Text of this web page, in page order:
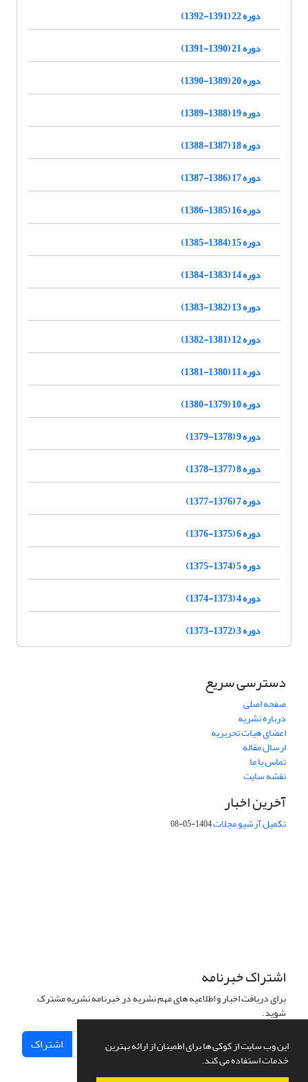
این وب سایت از کوکی ها برای اطمینان از ارائه بهترین
خدمات استفاده می کند.
دوره 22 (1391-1392)
دوره 21 (1390-1391)
دوره 20 (1389-1390)
دوره 19 (1388-1389)
دوره 18 (1387-1388)
دوره 17 (1386-1387)
دوره 16 (1385-1386)
دوره 15 (1384-1385)
دوره 14 (1383-1384)
دوره 13 (1382-1383)
دوره 12 (1381-1382)
دوره 11 (1380-1381)
دوره 10 (1379-1380)
دوره 9 (1378-1379)
دوره 8 (1377-1378)
دوره 7 (1376-1377)
دوره 6 (1375-1376)
دوره 5 (1374-1375)
دوره 4 (1373-1374)
دوره 3 (1372-1373)
دسترسی سریع
صفحه اصلی
درباره نشریه
اعضای هیات تحریریه
ارسال مقاله
تماس با ما
نقشه سایت
آخرین اخبار
تکمیل آرشیو مجلات1404-05-08
اشتراک خبرنامه
برای دریافت اخبار و اطلاعیه های مهم نشریه در خبرنامه نشریه مشترک
شوید.
اشتراک